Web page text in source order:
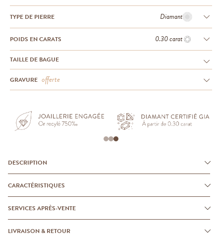
TYPE DE PIERRE Diamant
POIDS EN CARATS 0.30 carat
TAILLE DE BAGUE
GRAVURE offerte
DESCRIPTION
CARACTÉRISTIQUES
SERVICES APRÈS-VENTE
LIVRAISON & RETOUR